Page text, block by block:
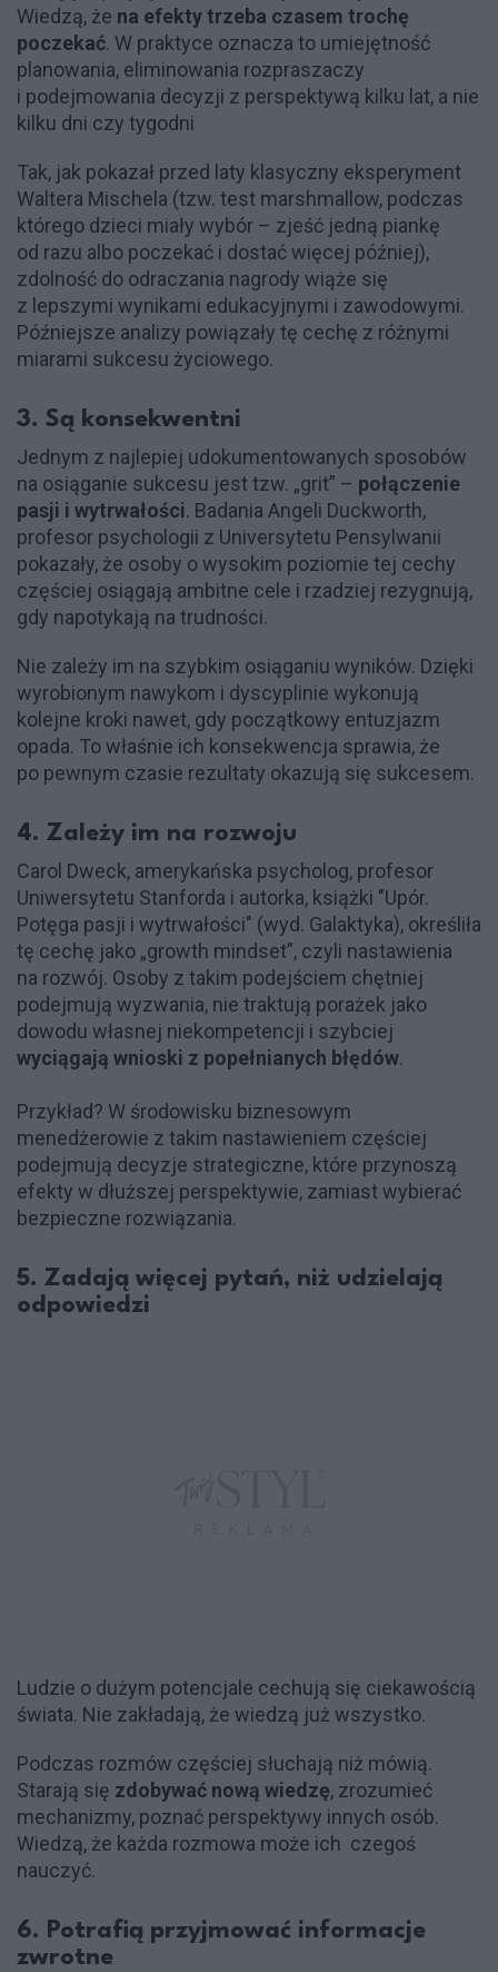
Wiedzą, że na efekty trzeba czasem trochę
poczekać. W praktyce oznacza to umiejętność
planowania, eliminowania rozpraszaczy
i podejmowania decyzji z perspektywą kilku lat, a nie
kilku dni czy tygodni
Tak, jak pokazał przed laty klasyczny eksperyment
Waltera Mischela (tzw. test marshmallow, podczas
którego dzieci miały wybór – zjeść jedną piankę
od razu albo poczekać i dostać więcej później),
zdolność do odraczania nagrody wiąże się
z lepszymi wynikami edukacyjnymi i zawodowymi.
Późniejsze analizy powiązały tę cechę z różnymi
miarami sukcesu życiowego.
3. Są konsekwentni
Jednym z najlepiej udokumentowanych sposobów
na osiąganie sukcesu jest tzw. „grit” – połączenie
pasji i wytrwałości. Badania Angeli Duckworth,
profesor psychologii z Universytetu Pensylwanii
pokazały, że osoby o wysokim poziomie tej cechy
częściej osiągają ambitne cele i rzadziej rezygnują,
gdy napotykają na trudności.
Nie zależy im na szybkim osiąganiu wyników. Dzięki
wyrobionym nawykom i dyscyplinie wykonują
kolejne kroki nawet, gdy początkowy entuzjazm
opada. To właśnie ich konsekwencja sprawia, że
po pewnym czasie rezultaty okazują się sukcesem.
4. Zależy im na rozwoju
Carol Dweck, amerykańska psycholog, profesor
Uniwersytetu Stanforda i autorka, książki "Upór.
Potęga pasji i wytrwałości" (wyd. Galaktyka), określiła
tę cechę jako „growth mindset”, czyli nastawienia
na rozwój. Osoby z takim podejściem chętniej
podejmują wyzwania, nie traktują porażek jako
dowodu własnej niekompetencji i szybciej
wyciągają wnioski z popełnianych błędów.
Przykład? W środowisku biznesowym
menedżerowie z takim nastawieniem częściej
podejmują decyzje strategiczne, które przynoszą
efekty w dłuższej perspektywie, zamiast wybierać
bezpieczne rozwiązania.
5. Zadają więcej pytań, niż udzielają
odpowiedzi
Ludzie o dużym potencjale cechują się ciekawością
świata. Nie zakładają, że wiedzą już wszystko.
Podczas rozmów częściej słuchają niż mówią.
Starają się zdobywać nową wiedzę, zrozumieć
mechanizmy, poznać perspektywy innych osób.
Wiedzą, że każda rozmowa może ich czegoś
nauczyć.
6. Potrafią przyjmować informacje
zwrotne